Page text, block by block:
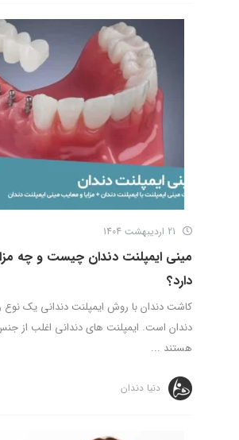
مینی ایمپلنت دندان چیست و چه
دارد؟
کاشت دندان با روش ایمپلنت دندانی یک
دندان است. ایمپلنت های دندانی اغلب از جنس
هستند ...
دنیا دندان